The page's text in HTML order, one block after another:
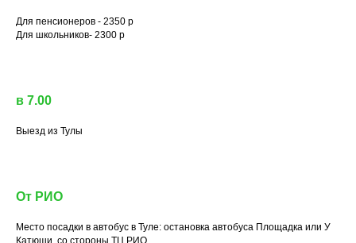
Для пенсионеров - 2350 р
Для школьников- 2300 р
в 7.00
Выезд из Тулы
От РИО
Место посадки в автобус в Туле: остановка автобуса Площадка или У
Катюши, со стороны ТЦ РИО